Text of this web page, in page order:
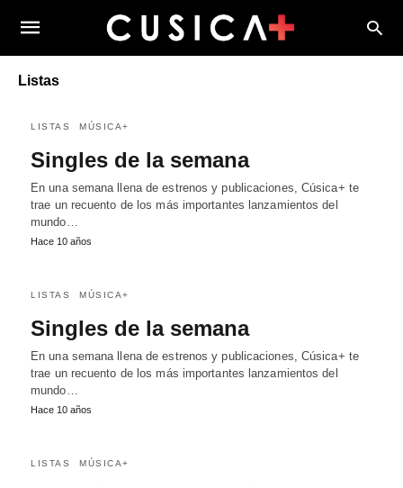
Listas
LISTAS MÚSICA+
Singles de la semana
En una semana llena de estrenos y publicaciones, Cúsica+ te
trae un recuento de los más importantes lanzamientos del
mundo…
Hace 10 años
LISTAS MÚSICA+
Singles de la semana
En una semana llena de estrenos y publicaciones, Cúsica+ te
trae un recuento de los más importantes lanzamientos del
mundo…
Hace 10 años
LISTAS MÚSICA+